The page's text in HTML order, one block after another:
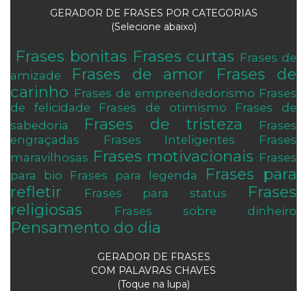
GERADOR DE FRASES POR CATEGORIAS
(Selecione abaixo)
Frases bonitas Frases curtas Frases de
amizade
Frases de amor
Frases de
carinho Frases de empreendedorismo Frases
de felicidade
Frases de otimismo
Frases de
sabedoria
Frases de tristeza
Frases
engraçadas
Frases Inteligentes
Frases
maravilhosas Frases motivacionais Frases
para bio
Frases para legenda
Frases para
refletir
Frases para status
Frases
religiosas
Frases sobre dinheiro
Pensamento do dia
GERADOR DE FRASES
COM PALAVRAS CHAVES
(Toque na lupa)